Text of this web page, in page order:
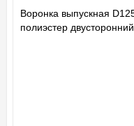
Воронка выпускная
полиэстер